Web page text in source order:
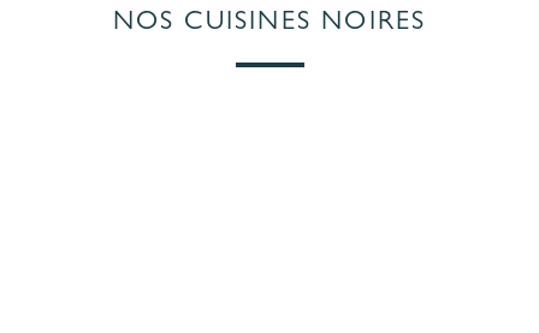
NOS CUISINES NOIRES